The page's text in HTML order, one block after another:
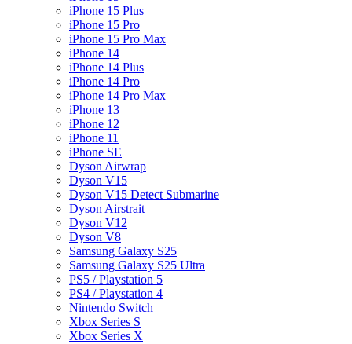
iPhone 15 Plus
iPhone 15 Pro
iPhone 15 Pro Max
iPhone 14
iPhone 14 Plus
iPhone 14 Pro
iPhone 14 Pro Max
iPhone 13
iPhone 12
iPhone 11
iPhone SE
Dyson Airwrap
Dyson V15
Dyson V15 Detect Submarine
Dyson Airstrait
Dyson V12
Dyson V8
Samsung Galaxy S25
Samsung Galaxy S25 Ultra
PS5 / Playstation 5
PS4 / Playstation 4
Nintendo Switch
Xbox Series S
Xbox Series X